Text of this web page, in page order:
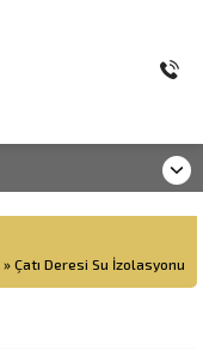
» Çatı Deresi Su İzolasyonu